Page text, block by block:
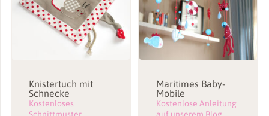
Knistertuch mit
Schnecke
Kostenloses
Schnittmuster
Maritimes Baby-
Mobile
Kostenlose Anleitung
auf unserem Blog